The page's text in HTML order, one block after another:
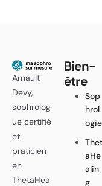
Arnault
Devy,
sophrolog
ue certifié
et
praticien
en
ThetaHea
Bien-
être
Sop
hrol
ogie
Thet
aHe
alin
g